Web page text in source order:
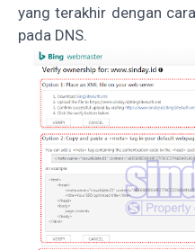
yang terakhir dengan
pada DNS.